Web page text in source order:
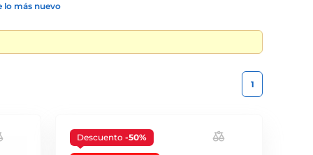
lo más nuevo
1
Descuento-50%